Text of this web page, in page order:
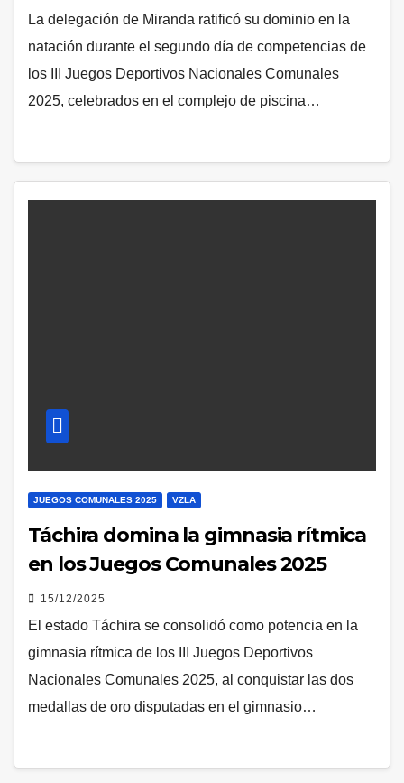
La delegación de Miranda ratificó su dominio en la
natación durante el segundo día de competencias de
los III Juegos Deportivos Nacionales Comunales
2025, celebrados en el complejo de piscina…
JUEGOS COMUNALES 2025 VZLA
Táchira domina la gimnasia rítmica
en los Juegos Comunales 2025
15/12/2025
El estado Táchira se consolidó como potencia en la
gimnasia rítmica de los III Juegos Deportivos
Nacionales Comunales 2025, al conquistar las dos
medallas de oro disputadas en el gimnasio…